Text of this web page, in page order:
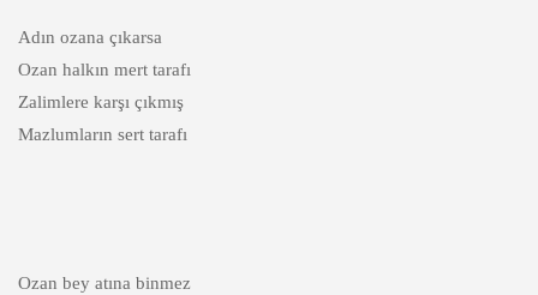
Adın ozana çıkarsa
Ozan halkın mert tarafı
Zalimlere karşı çıkmış
Mazlumların sert tarafı
Ozan bey atına binmez